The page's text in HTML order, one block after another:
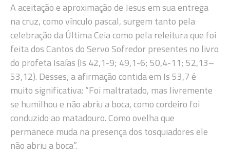
A aceitação e aproximação de Jesus em sua entrega
na cruz, como vínculo pascal, surgem tanto pela
celebração da Última Ceia como pela releitura que foi
feita dos Cantos do Servo Sofredor presentes no livro
do profeta Isaías (Is 42,1-9; 49,1-6; 50,4-11; 52,13–
53,12). Desses, a afirmação contida em Is 53,7 é
muito significativa: “Foi maltratado, mas livremente
se humilhou e não abriu a boca, como cordeiro foi
conduzido ao matadouro. Como ovelha que
permanece muda na presença dos tosquiadores ele
não abriu a boca”.